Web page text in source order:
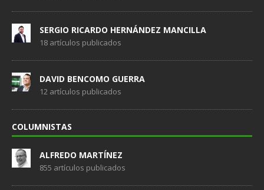
SERGIO RICARDO HERNÁNDEZ MANCILLA
18 artículos publicados
DAVID BENCOMO GUERRA
12 artículos publicados
COLUMNISTAS
ALFREDO MARTÍNEZ
855 artículos publicados